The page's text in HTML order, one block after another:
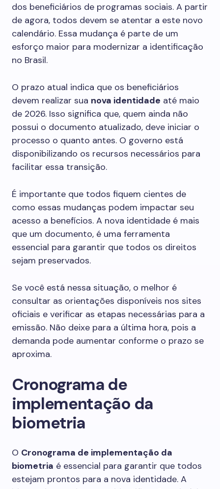
dos beneficiários de programas sociais. A partir
de agora, todos devem se atentar a este novo
calendário. Essa mudança é parte de um
esforço maior para modernizar a identificação
no Brasil.
O prazo atual indica que os beneficiários
devem realizar sua nova identidade até maio
de 2026. Isso significa que, quem ainda não
possui o documento atualizado, deve iniciar o
processo o quanto antes. O governo está
disponibilizando os recursos necessários para
facilitar essa transição.
É importante que todos fiquem cientes de
como essas mudanças podem impactar seu
acesso a benefícios. A nova identidade é mais
que um documento, é uma ferramenta
essencial para garantir que todos os direitos
sejam preservados.
Se você está nessa situação, o melhor é
consultar as orientações disponíveis nos sites
oficiais e verificar as etapas necessárias para a
emissão. Não deixe para a última hora, pois a
demanda pode aumentar conforme o prazo se
aproxima.
Cronograma de
implementação da
biometria
O Cronograma de implementação da
biometria é essencial para garantir que todos
estejam prontos para a nova identidade. A